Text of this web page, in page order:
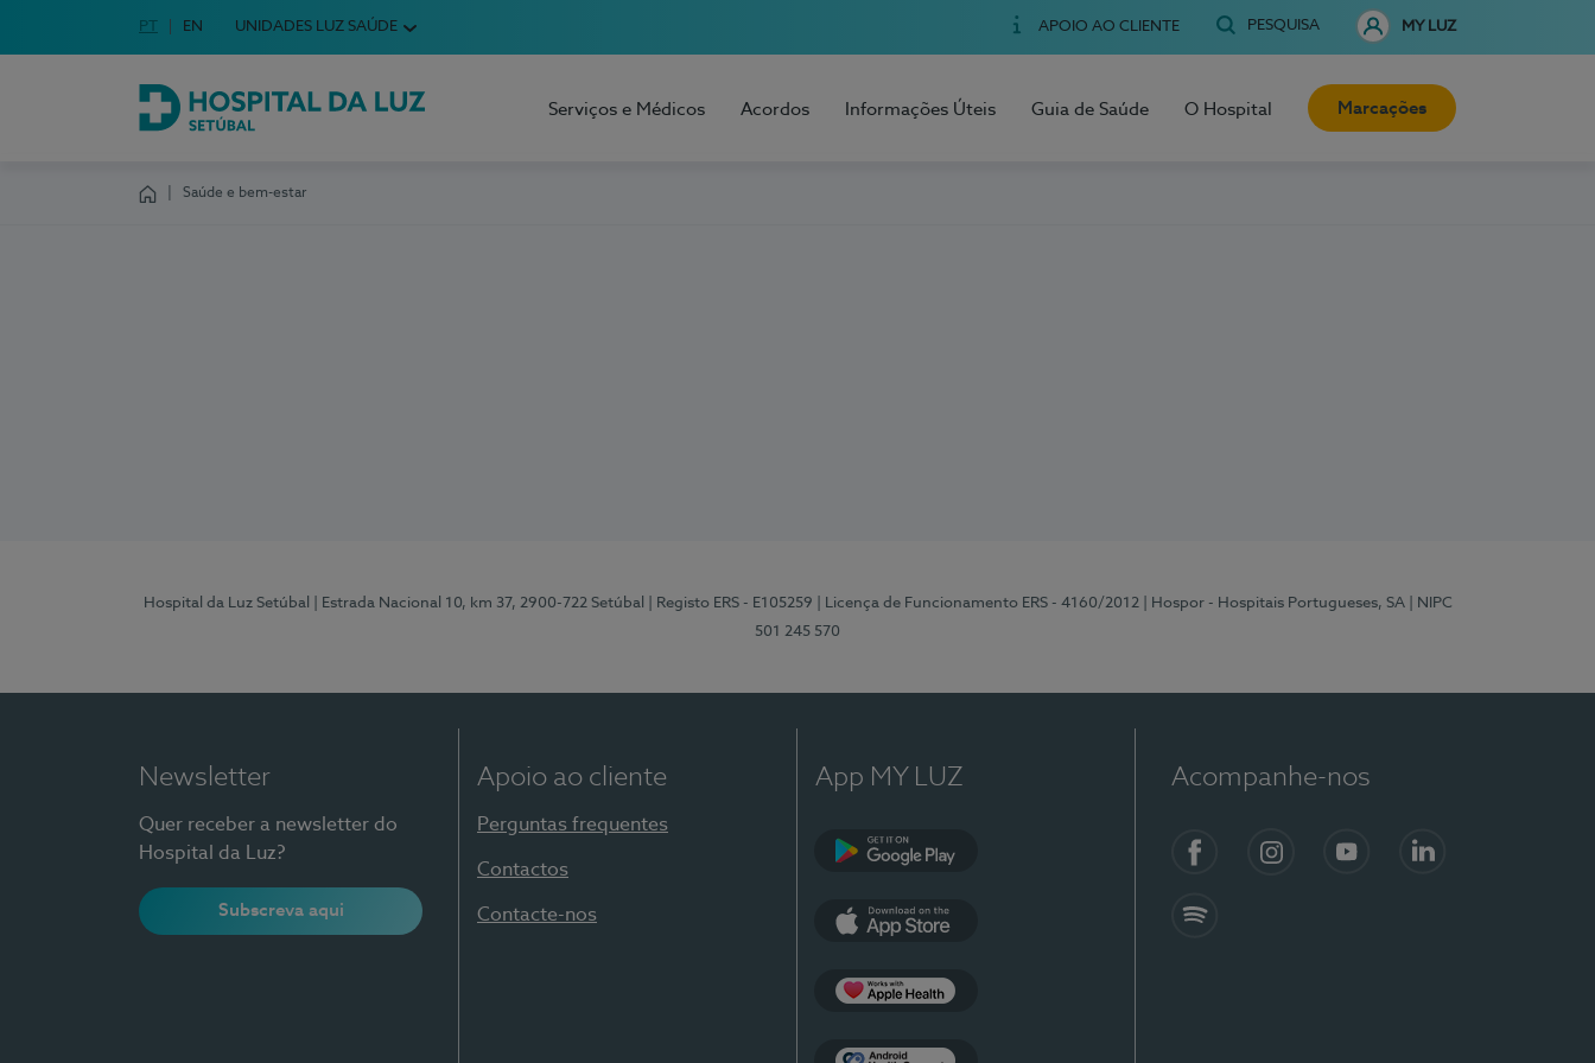
Escolha o seu idioma
Idioma em Português
PT English Language
EN UNIDADES LUZ SAÚDE APOIO AO CLIENTE PESQUISA MY LUZ
Hospital da Luz Setúbal
Serviços e Médicos Acordos Informações Úteis Guia de Saúde O Hospital Marcações
Saúde e bem-estar
Hospital da Luz Setúbal | Estrada Nacional 10, km 37, 2900-722 Setúbal | Registo ERS - E105259 | Licença de Funcionamento ERS - 4160/2012 | Hospor - Hospitais Portugueses, SA
| NIPC
501 245 570
Newsletter
Quer receber a newsletter do
Hospital da Luz?
Subscreva aqui
Apoio ao cliente
Perguntas frequentes
Contactos
Contacte-nos
App MY LUZ Acompanhe-nos